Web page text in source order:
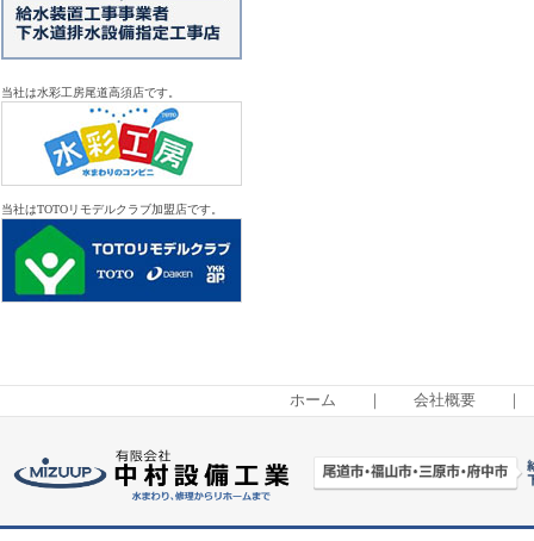
当社は水彩工房尾道高須店です。
当社はTOTOリモデルクラブ加盟店です。
ホーム ｜ 会社概要